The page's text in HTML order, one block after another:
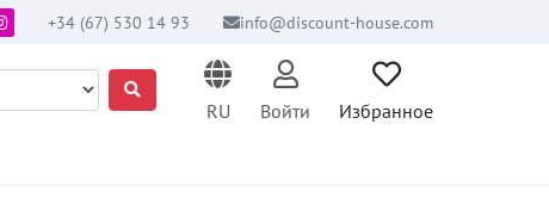
+34 (67) 530 14 93 info@discount-house.com
RU
Войти Избранное